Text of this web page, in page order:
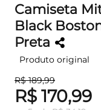
Camiseta
Black
Preta
Produto original
R$ 189,99
R$ 170,99